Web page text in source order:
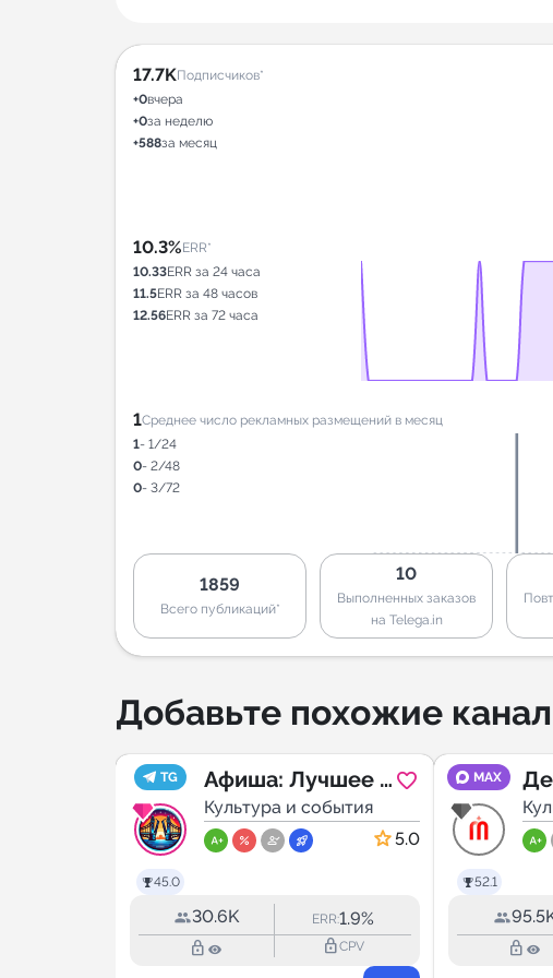
17.7KПодписчиков*
+0вчера
+0за неделю
+588за месяц
10.3%ERR*
10.33ERR за 24 часа
11.5ERR за 48 часов
12.56ERR за 72 часа
1Среднее число рекламных размещений в месяц
1- 1/24
0- 2/48
0- 3/72
1859
Всего публикаций*
10
Выполненных заказов
на Telega.in
Добавьте похожие
TG
45.0
Афиша: Лучшее в
Петербурге
Культура и события
5.0
30.6K ERR:1.9%
lock_outline lock_outlineCPV
MAX
52.1
lock_outline